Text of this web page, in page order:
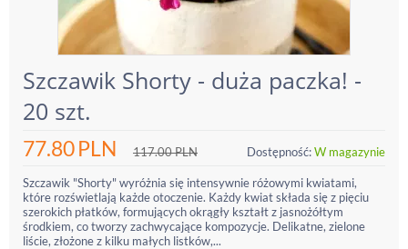
Szczawik Shorty - duża paczka! -
20 szt.
77.80PLN 117.00PLN Dostępność:W magazynie
Szczawik "Shorty" wyróżnia się intensywnie różowymi kwiatami,
które rozświetlają każde otoczenie. Każdy kwiat składa się z pięciu
szerokich płatków, formujących okrągły kształt z jasnożółtym
środkiem, co tworzy zachwycające kompozycje. Delikatne, zielone
liście, złożone z kilku małych listków,...